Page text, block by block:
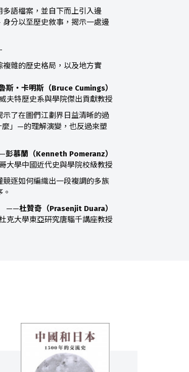
語檔案，並自下而上引入邊
分以至歷史敘事，揭示一處邊
雜的歷史格局，以及地方實
斯・卡明斯（Bruce Cumings）
夫特歷史系與學院傑出貢獻教授
了在圖們江劃界日益清晰的過
」—的理解演變，也反過來塑
彭慕蘭（Kenneth Pomeranz）
大學中國近代史與學院校級教授
逐如何編織出一段複調的多族
——杜贊奇（Prasenjit Duara）
克大學東亞研究唐騮千講座教授